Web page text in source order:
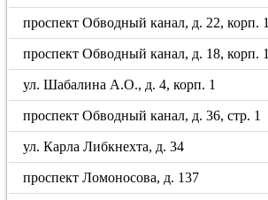
проспект Обводный канал, д. 22, корп. 1
проспект Обводный канал, д. 18, корп. 1
ул. Шабалина А.О., д. 4, корп. 1
проспект Обводный канал, д. 36, стр. 1
ул. Карла Либкнехта, д. 34
проспект Ломоносова, д. 137